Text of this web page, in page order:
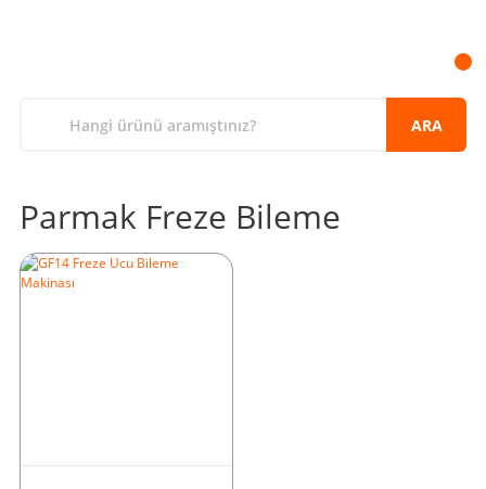
ARA
Parmak Freze Bileme